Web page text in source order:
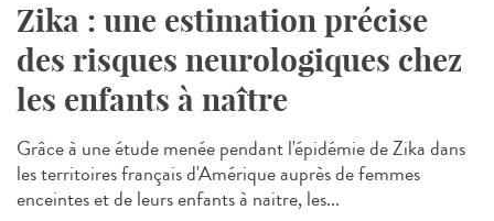
Zika : une estimation précise
des risques neurologiques chez
les enfants à naître
Grâce à une étude menée pendant l'épidémie de Zika dans
les territoires français d'Amérique auprès de femmes
enceintes et de leurs enfants à naitre, les...